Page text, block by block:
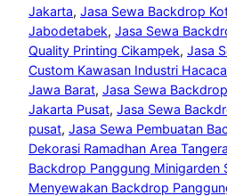
Jakarta, Jasa Sewa Backdrop
Jabodetabek, Jasa Sewa
Quality Printing Cikampek, Jasa
Custom Kawasan Industri
Jawa Barat, Jasa Sewa
Jakarta Pusat, Jasa Sewa
pusat, Jasa Sewa Pembuatan
Dekorasi Ramadhan Area
Backdrop Panggung Minigarden
Menyewakan Backdrop